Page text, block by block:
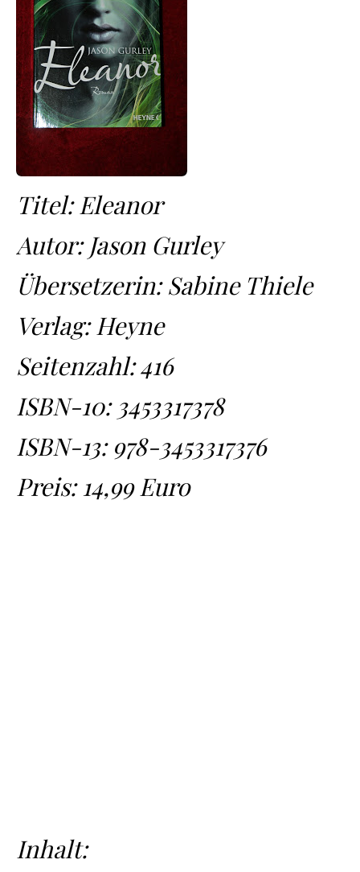
Titel: Eleanor
Autor: Jason Gurley
Übersetzerin: Sabine Thiele
Verlag: Heyne
Seitenzahl: 416
ISBN-10: 3453317378
ISBN-13: 978-3453317376
Preis: 14,99 Euro
Inhalt: